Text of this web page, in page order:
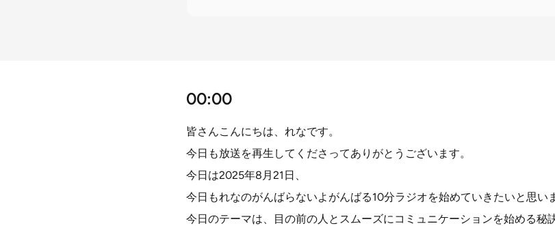
00:00
皆さんこんにちは、れなです。
今日も放送を再生してくださってありがとうございます。
今日は2025年8月21日、
今日もれなのがんばらないよがんばる10分ラジオを始めていきたいと思い
今日のテーマは、目の前の人とスムーズにコミュニケーションを始める秘訣